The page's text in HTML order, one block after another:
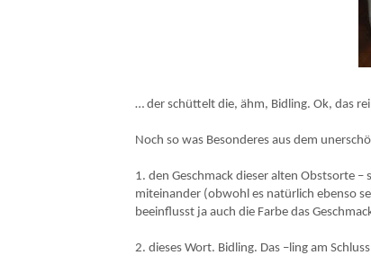
… der schüttelt die, ähm, Bidling. Ok, das
Noch so was Besonderes aus dem
1. den Geschmack dieser alten Obstsorte
miteinander (obwohl es natürlich ebenso
beeinflusst ja auch die Farbe das
2. dieses Wort. Bidling. Das –ling am